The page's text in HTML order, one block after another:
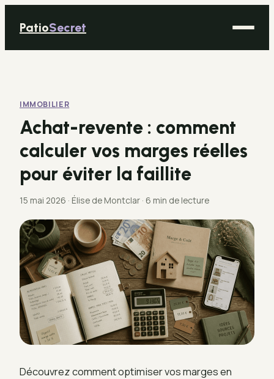
PatioSecret
Bricolage
Déco
Immobilier
Jardinage
IMMOBILIER
Achat-revente : comment
calculer vos marges réelles
pour éviter la faillite
15 mai 2026 · Élise de Montclar · 6 min de lecture
Découvrez comment optimiser vos marges en